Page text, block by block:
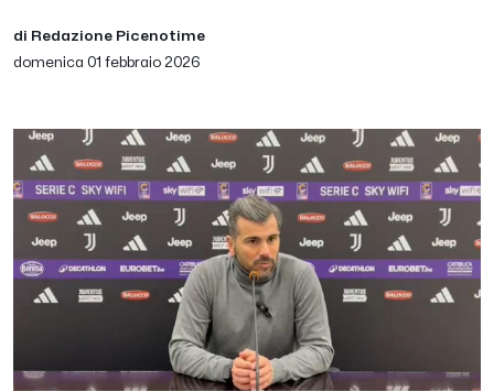
di Redazione Picenotime
domenica 01 febbraio 2026